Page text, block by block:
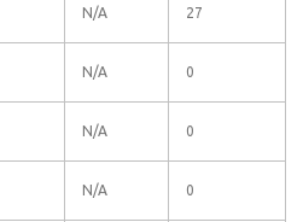
N/A 27
N/A 0
N/A 0
N/A 0